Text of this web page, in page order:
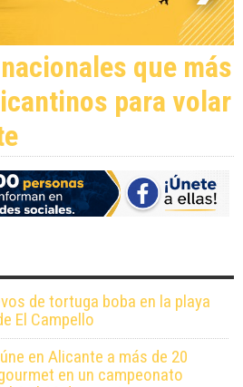
que más
para volar
de tortuga boba en la playa
El Campello
en Alicante a más de 20
en un campeonato